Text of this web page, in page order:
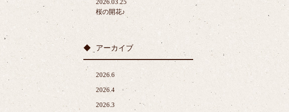
2026.03.25
桜の開花♪
アーカイブ
2026.6
2026.4
2026.3